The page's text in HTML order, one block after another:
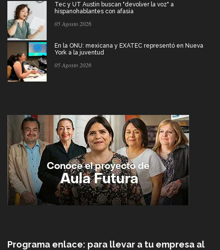
Tec y UT Austin buscan "devolver la voz" a
hispanohablantes con afasia
05 Agosto 2026
En la ONU: mexicana y EXATEC representó en Nueva
York a la juventud
05 Agosto 2026
Programa enlace: para llevar a tu empresa al